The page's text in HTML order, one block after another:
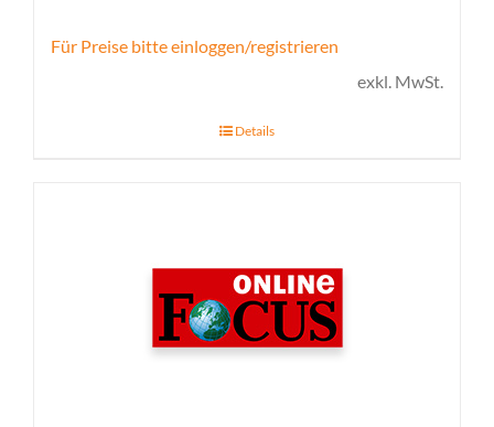
Für Preise bitte einloggen/registrieren
exkl. MwSt.
Details